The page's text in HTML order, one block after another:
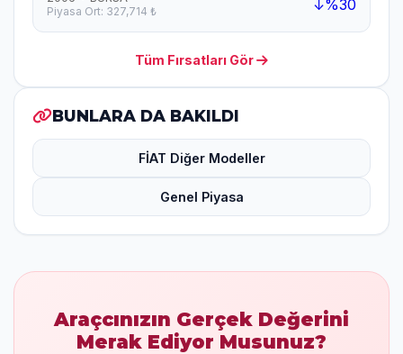
Piyasa Ort: 327,714 ₺
↓%30
Tüm Fırsatları Gör
BUNLARA DA BAKILDI
FİAT Diğer Modeller
Genel Piyasa
Araçcınızın Gerçek Değerini
Merak Ediyor Musunuz?